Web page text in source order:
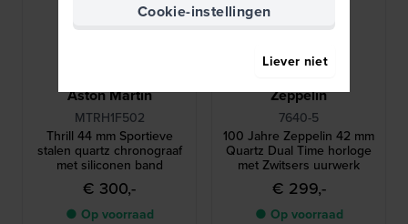
Aston Martin
MTRH1F502
Thrill 44 mm Sportieve
stalen quartz chronograaf
met siliconen band
€ 300,-
● Op voorraad
Zeppelin
7640-5
100 Jahre Zeppelin 42 mm
Quartz Dual Time horloge
met Zwitsers uurwerk
€ 299,-
● Op voorraad
Cookie-instellingen
Liever niet